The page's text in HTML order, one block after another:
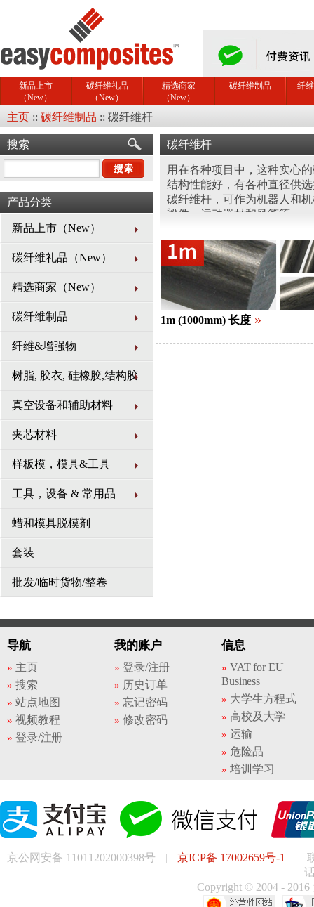
新品上市
（New）
碳纤维礼品
（New）
精选商家
（New）
碳纤维制品 纤
主页 :: 碳纤维制品 :: 碳纤维杆
搜索
产品分类
新品上市（New）
碳纤维礼品（New）
精选商家（New）
碳纤维制品
纤维&增强物
树脂, 胶衣, 硅橡胶,结构胶
真空设备和辅助材料
夹芯材料
样板模，模具&工具
工具，设备 & 常用品
蜡和模具脱模剂
套装
批发/临时货物/整卷
碳纤维杆
用在各种项目中，这种实心
结构性能好，有各种直径供
碳纤维杆，可作为机器人和
梁件，运动器材和风筝等。
1m (1000mm) 长度 »
导航
主页
搜索
站点地图
视频教程
登录/注册
我的账户
登录/注册
历史订单
忘记密码
修改密码
信息
VAT for EU
Business
大学生方程式
高校及大学
运输
危险品
培训学习
京公网安备 11011202000398号 | 京ICP备 17002659号-1 |
Copyright © 2004 -